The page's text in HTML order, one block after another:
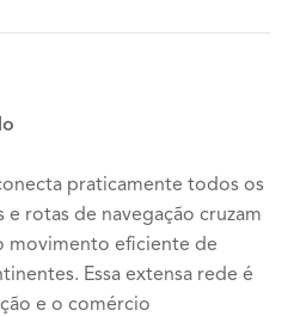
praticamente todos os
rotas de navegação cruzam
movimento eficiente de
Essa extensa rede é
e o comércio